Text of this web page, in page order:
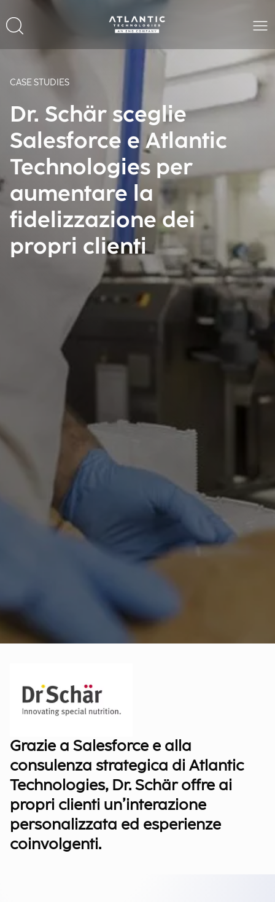
CASE STUDIES
Dr. Schär sceglie
Salesforce e Atlantic
Technologies per
aumentare la
fidelizzazione dei
propri clienti
Grazie a Salesforce e alla
consulenza strategica di Atlantic
Technologies, Dr. Schär offre ai
propri clienti un’interazione
personalizzata ed esperienze
coinvolgenti.